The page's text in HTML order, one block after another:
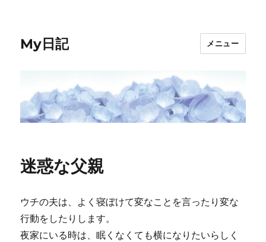
My日記 メニュー
迷惑な父親
ウチの夫は、よく寝ぼけて変なことを言ったり変な
行動をしたりします。
夜家にいる時は、眠くなくても横になりたいらしく